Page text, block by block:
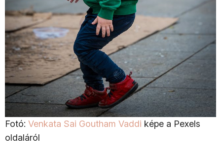
Fotó: Venkata Sai Goutham Vaddi képe a Pexels
oldaláról